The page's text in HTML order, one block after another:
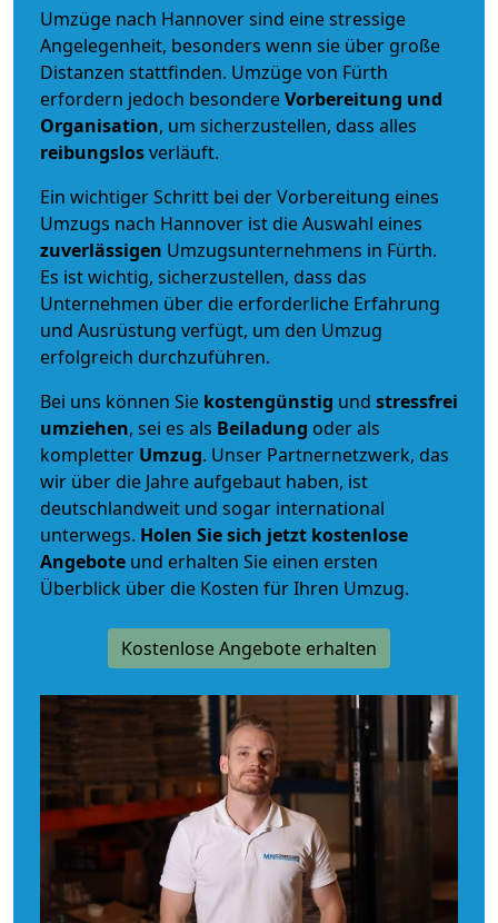
Umzüge nach Hannover sind eine stressige
Angelegenheit, besonders wenn sie über große
Distanzen stattfinden. Umzüge von Fürth
erfordern jedoch besondereVorbereitung und
Organisation, um sicherzustellen, dass alles
reibungslosverläuft.
Ein wichtiger Schritt bei der Vorbereitung eines
Umzugs nach Hannover ist die Auswahl eines
zuverlässigen Umzugsunternehmens in Fürth.
Es ist wichtig, sicherzustellen, dass das
Unternehmen über die erforderliche Erfahrung
und Ausrüstung verfügt, um den Umzug
erfolgreich durchzuführen.
Bei uns können Sie kostengünstig und stressfrei
umziehen, sei es als Beiladung oder als
kompletter Umzug. Unser Partnernetzwerk, das
wir über die Jahre aufgebaut haben, ist
deutschlandweit und sogar international
unterwegs. Holen Sie sich jetzt kostenlose
Angebote und erhalten Sie einen ersten
Überblick über die Kosten für Ihren Umzug.
Kostenlose Angebote erhalten